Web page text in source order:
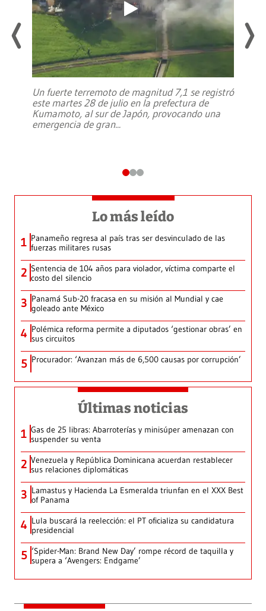
Un fuerte terremoto de magnitud 7,1 se registró
este martes 28 de julio en la prefectura de
Kumamoto, al sur de Japón, provocando una
emergencia de gran...
Lo más leído
1 Panameño regresa al país tras ser desvinculado de las
fuerzas militares rusas
2 Sentencia de 104 años para violador, víctima comparte el
costo del silencio
3 Panamá Sub-20 fracasa en su misión al Mundial y cae
goleado ante México
4 Polémica reforma permite a diputados ‘gestionar obras’ en
sus circuitos
5 Procurador: ‘Avanzan más de 6,500 causas por corrupción’
Últimas noticias
1 Gas de 25 libras: Abarroterías y minisúper amenazan con
suspender su venta
2 Venezuela y República Dominicana acuerdan restablecer
sus relaciones diplomáticas
3 Lamastus y Hacienda La Esmeralda triunfan en el XXX Best
of Panama
4 Lula buscará la reelección: el PT oficializa su candidatura
presidencial
5 ‘Spider-Man: Brand New Day’ rompe récord de taquilla y
supera a ‘Avengers: Endgame’